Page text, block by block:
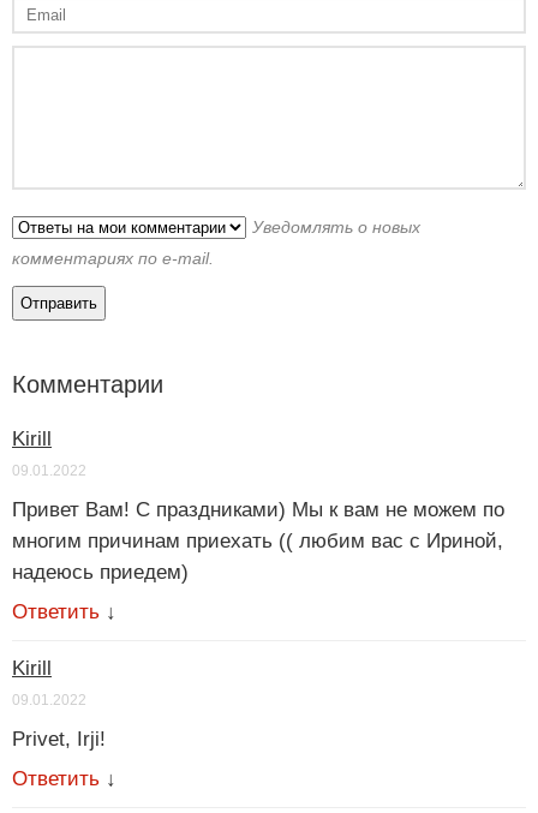
Уведомлять о новых
комментариях по e-mail.
Комментарии
Kirill
09.01.2022
Привет Вам! С праздниками) Мы к вам не можем по
многим причинам приехать (( любим вас с Ириной,
надеюсь приедем)
Ответить ↓
Kirill
09.01.2022
Privet, Irji!
Ответить ↓